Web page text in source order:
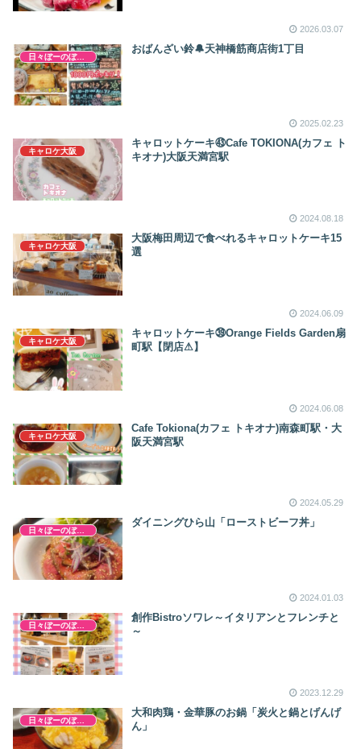
2026.03.07
日々ぼーのぼーの
おばんざい鈴🔔天神橋筋商店街1丁目
2025.02.23
キャロケ大阪
キャロットケーキ㊸Cafe TOKIONA(カフェ ト
キオナ)大阪天満宮駅
2024.08.18
キャロケ大阪
大阪梅田周辺で食べれるキャロットケーキ15
選
2024.06.09
キャロケ大阪
キャロットケーキ㊴Orange Fields Garden扇
町駅【閉店⚠】
2024.06.08
キャロケ大阪
Cafe Tokiona(カフェ トキオナ)南森町駅・大
阪天満宮駅
2024.05.29
日々ぼーのぼーの
ダイニングひら山「ローストビーフ丼」
2024.01.03
日々ぼーのぼーの
創作Bistroソワレ～イタリアンとフレンチと
～
2023.12.29
日々ぼーのぼーの
大和肉鶏・金華豚のお鍋「炭火と鍋とげんげ
ん」